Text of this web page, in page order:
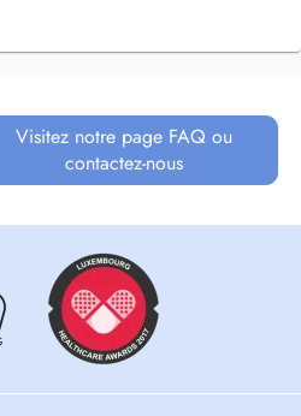
Visitez notre page FAQ ou
contactez-nous